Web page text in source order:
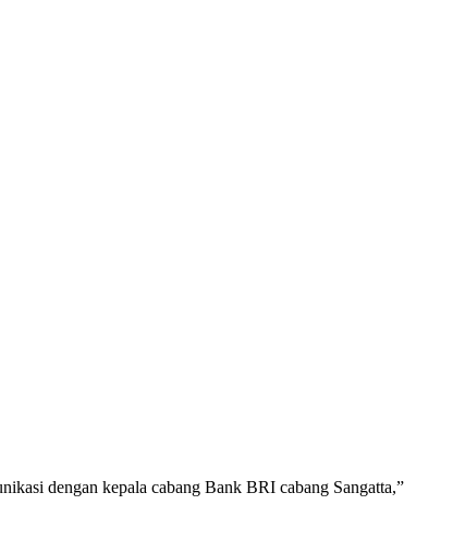
dengan kepala cabang Bank BRI cabang Sangatta,”